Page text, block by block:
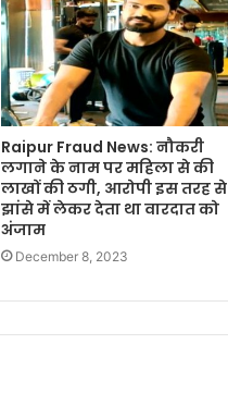
Raipur Fraud News: नौकरी
लगाने के नाम पर महिला से की
लाखों की ठगी, आरोपी इस तरह से
झांसे में लेकर देता था वारदात को
अंजाम
December 8, 2023